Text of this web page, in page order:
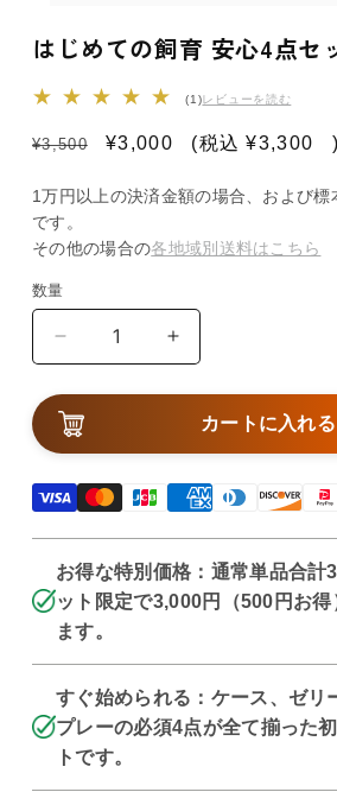
はじめての飼育 安心4点セ
(1)1
ビ
数
合
計
レビューを読む
通
価
格
¥3,500
セ
ル
格
¥3,000 (税込セ
ル
格
¥3,300 )
1万円以上の決済金額の場合、および
です。
その他の場合の各地域別送料はこちら
数
数量
め
て
飼
育
心
4
点
セ
ッ
ト
の
数
は
飼
育
心
4
セ
ッ
ト
の
カートに入れる
お得な特別価格：通常単品合計
ット限定で3,000円（500円お
ます。
すぐ始められる：ケース、ゼリ
プレーの必須4点が全て揃った
トです。